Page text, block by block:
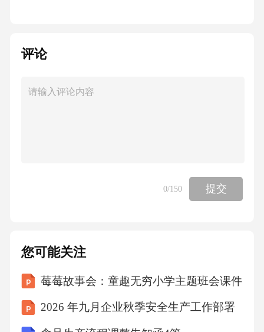
全性：确保系统和数据的安全性，定期进行安
到的问题进行分类，便于问题的追踪和管理。2.
防措施。4.知识库建设：将遇到的问题和解决方
案整理成知识库，供其他工程师参考。六、最
动化运维工具和脚本，提高系统稳定性和可靠
性。3.持续改进：关注业务需求和用户体验，持
续优化系统和性能。4.团队协作：加强与其他团
评论
0/150 提交
您可能关注
莓莓故事会：童趣无穷小学主题班会课件
2026 年九月企业秋季安全生产工作部署